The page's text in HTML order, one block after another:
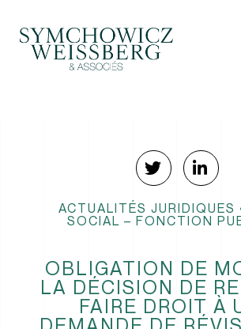
ACTUALITÉS JURIDIQUES
SOCIAL – FONCTION
OBLIGATION DE
LA DÉCISION DE
FAIRE DROIT À